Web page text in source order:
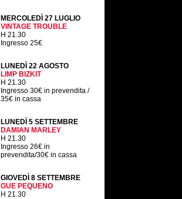
MERCOLEDÌ 27 LUGLIO
VINTAGE TROUBLE
H 21.30
Ingresso 25€
LUNEDÌ 22 AGOSTO
LIMP BIZKIT
H 21.30
Ingresso 30€ in prevendita /
35€ in cassa
LUNEDÌ 5 SETTEMBRE
DAMIAN MARLEY
H 21.30
Ingresso 26€ in
prevendita/30€ in cassa
GIOVEDÌ 8 SETTEMBRE
GUE PEQUENO
H 21.30